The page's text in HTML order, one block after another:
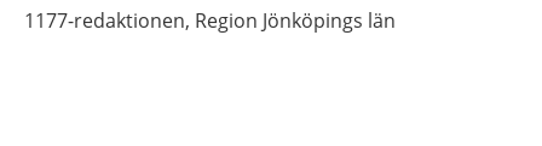
1177-redaktionen, Region Jönköpings län